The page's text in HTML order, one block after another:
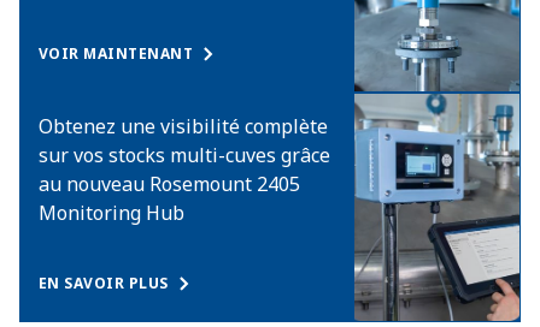
VOIR MAINTENANT
Obtenez une visibilité complète
sur vos stocks multi-cuves grâce
au nouveau Rosemount 2405
Monitoring Hub​
EN SAVOIR PLUS